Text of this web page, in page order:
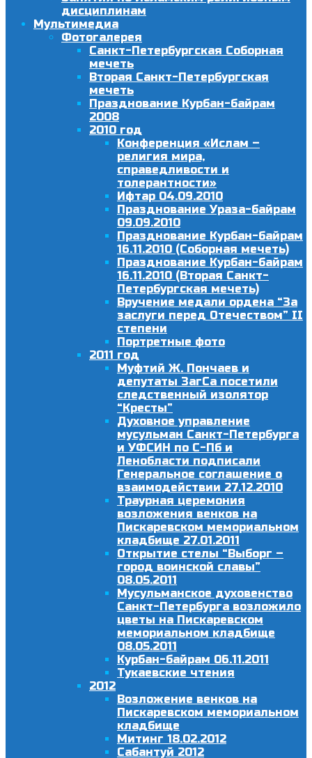
дисциплинам
Мультимедиа
Фотогалерея
Санкт-Петербургская Соборная
мечеть
Вторая Санкт-Петербургская
мечеть
Празднование Курбан-байрам
2008
2010 год
Конференция «Ислам –
религия мира,
справедливости и
толерантности»
Ифтар 04.09.2010
Празднование Ураза-байрам
09.09.2010
Празднование Курбан-байрам
16.11.2010 (Соборная мечеть)
Празднование Курбан-байрам
16.11.2010 (Вторая Санкт-
Петербургская мечеть)
Вручение медали ордена “За
заслуги перед Отечеством” II
степени
Портретные фото
2011 год
Муфтий Ж. Пончаев и
депутаты ЗагСа посетили
следственный изолятор
“Кресты”
Духовное управление
мусульман Санкт-Петербурга
и УФСИН по С-Пб и
Ленобласти подписали
Генеральное соглашение о
взаимодействии 27.12.2010
Траурная церемония
возложения венков на
Пискаревском мемориальном
кладбище 27.01.2011
Открытие стелы “Выборг –
город воинской славы”
08.05.2011
Мусульманское духовенство
Санкт-Петербурга возложило
цветы на Пискаревском
мемориальном кладбище
08.05.2011
Курбан-байрам 06.11.2011
Тукаевские чтения
2012
Возложение венков на
Пискаревском мемориальном
кладбище
Митинг 18.02.2012
Сабантуй 2012